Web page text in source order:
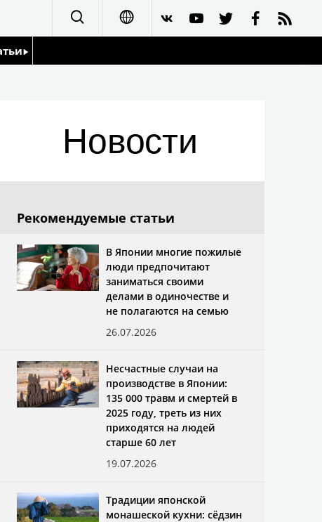
العربية
Новости
Рекомендуемые статьи
В Японии многие пожилые
люди предпочитают
заниматься своими
делами в одиночестве и
не полагаются на семью
26.07.2026
Несчастные случаи на
производстве в Японии:
135 000 травм и смертей в
2025 году, треть из них
приходятся на людей
старше 60 лет
19.07.2026
Традиции японской
монашеской кухни: сёдзин